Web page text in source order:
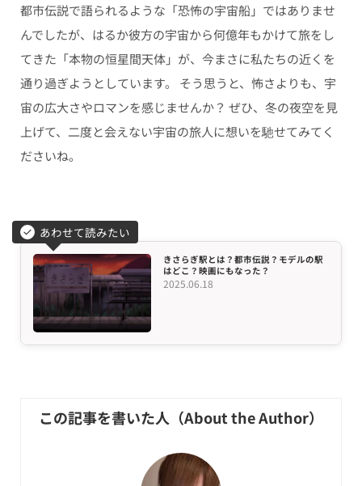
都市伝説で語られるような「恐怖の宇宙船」ではありませ
んでしたが、はるか彼方の宇宙から何億年もかけて旅をし
てきた「本物の恒星間天体」が、今まさに私たちの近くを
通り過ぎようとしています。 そう思うと、怖さよりも、宇
宙の広大さやロマンを感じませんか？ ぜひ、冬の夜空を見
上げて、二度と会えない宇宙の旅人に想いを馳せてみてく
ださいね。
あわせて読みたい
きさらぎ駅とは？都市伝説？モデルの駅
はどこ？映画にもなった？
2025.06.18